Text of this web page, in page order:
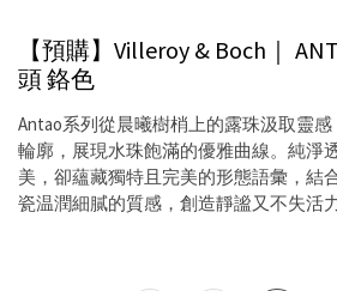
【預購】Villeroy & Boch｜
頭鉻色
Antao系列從晨曦樹梢上的露珠汲取靈
輪廓，展現水珠飽滿的優雅曲線。純淨
美，卻蘊藏獨特且完美的形態語彙，結
瓷温潤細膩的質感，創造靜謐又不失活